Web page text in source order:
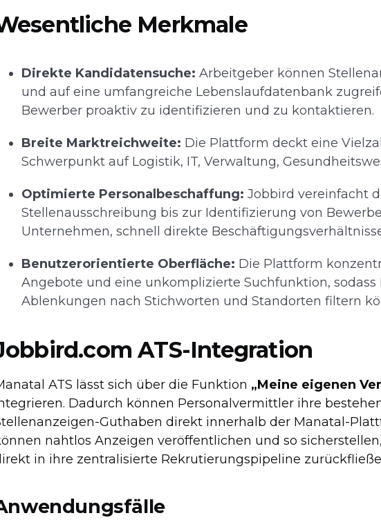
Merkmale
Direkte Kandidatensuche: Arbeitgeber können
und auf eine umfangreiche Lebenslaufdatenbank
Bewerber proaktiv zu identifizieren und zu kontaktieren.
Breite Marktreichweite: Die Plattform deckt eine
Schwerpunkt auf Logistik, IT, Verwaltung,
Optimierte Personalbeschaffung: Jobbird vereinfacht
Stellenausschreibung bis zur Identifizierung von
Unternehmen, schnell direkte
Benutzerorientierte Oberfläche: Die Plattform
Angebote und eine unkomplizierte Suchfunktion,
Ablenkungen nach Stichworten und Standorten filtern
ATS-Integration
ATS lässt sich über die Funktion „Meine eigenen
Dadurch können Personalvermittler ihre
Guthaben direkt innerhalb der Manatal-
nahtlos Anzeigen veröffentlichen und so
in ihre zentralisierte Rekrutierungspipeline